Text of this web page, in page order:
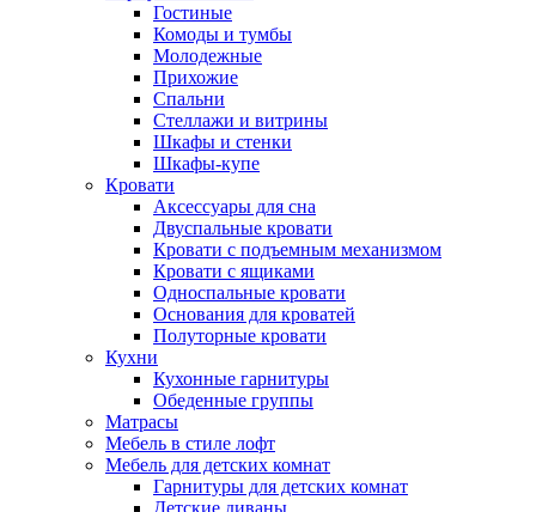
Гостиные
Комоды и тумбы
Молодежные
Прихожие
Спальни
Стеллажи и витрины
Шкафы и стенки
Шкафы-купе
Кровати
Аксессуары для сна
Двуспальные кровати
Кровати с подъемным механизмом
Кровати с ящиками
Односпальные кровати
Основания для кроватей
Полуторные кровати
Кухни
Кухонные гарнитуры
Обеденные группы
Матрасы
Мебель в стиле лофт
Мебель для детских комнат
Гарнитуры для детских комнат
Детские диваны